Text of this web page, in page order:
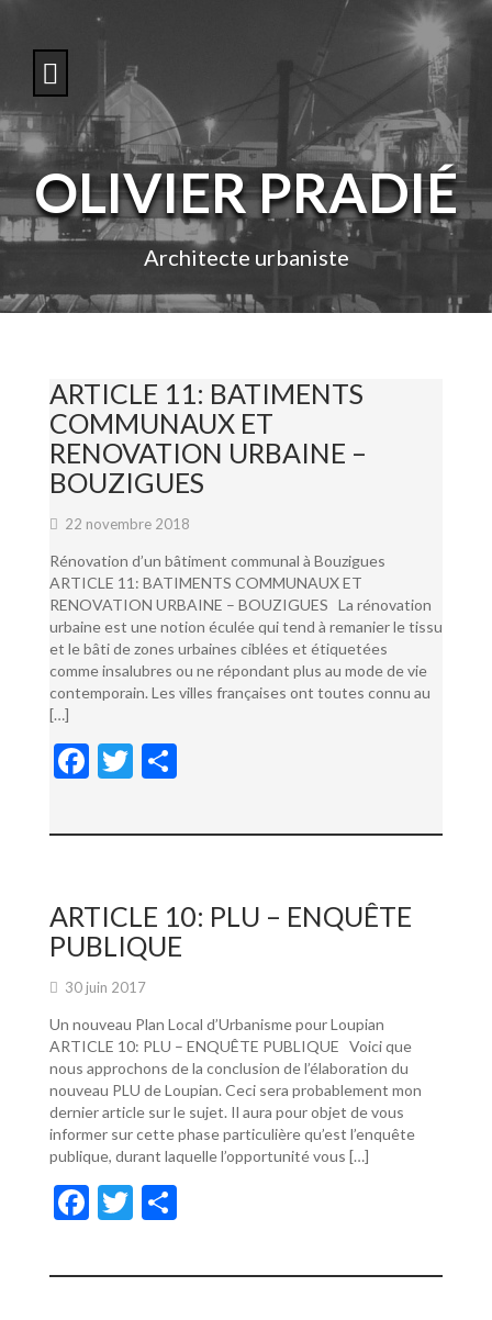
o
c
n
e
OLIVIER PRADIÉ
Architecte urbaniste
ARTICLE 11: BATIMENTS
COMMUNAUX ET
RENOVATION URBAINE –
BOUZIGUES
22 novembre 2018
Rénovation d’un bâtiment communal à Bouzigues
ARTICLE 11: BATIMENTS COMMUNAUX ET
RENOVATION URBAINE – BOUZIGUES La rénovation
urbaine est une notion éculée qui tend à remanier le tissu
et le bâti de zones urbaines ciblées et étiquetées
comme insalubres ou ne répondant plus au mode de vie
contemporain. Les villes françaises ont toutes connu au
[…]
F
e
o
o
k
T
itt ta
er
ARTICLE 10: PLU – ENQUÊTE
PUBLIQUE
30 juin 2017
Un nouveau Plan Local d’Urbanisme pour Loupian
ARTICLE 10: PLU – ENQUÊTE PUBLIQUE Voici que
nous approchons de la conclusion de l’élaboration du
nouveau PLU de Loupian. Ceci sera probablement mon
dernier article sur le sujet. Il aura pour objet de vous
informer sur cette phase particulière qu’est l’enquête
publique, durant laquelle l’opportunité vous […]
F
e
T
itt ta